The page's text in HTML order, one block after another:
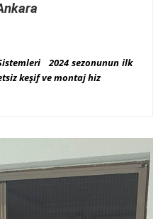
2024 sezonunun ilk
keşif ve montaj hiz